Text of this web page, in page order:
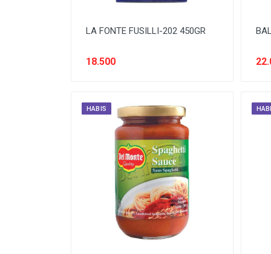
ORAL CARE
PASTA
PERAWATAN DAPUR
PERAWATAN PAKAIAN
PERAWATAN RUMAH
PERAWATAN SEPATU & TAS
PERAWAWATAN MOBIL DAN
LA FONTE FUSILLI-202 450GR
18.500
HABIS